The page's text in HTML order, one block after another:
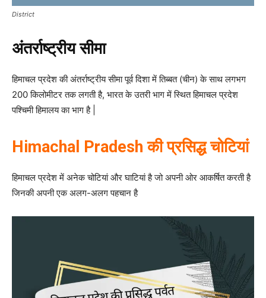
District
अंतर्राष्ट्रीय सीमा
हिमाचल प्रदेश की अंतर्राष्ट्रीय सीमा पूर्व दिशा में तिब्बत (चीन) के साथ लगभग
200 किलोमीटर तक लगती है, भारत के उतरी भाग में स्थित हिमाचल प्रदेश
पश्चिमी हिमालय का भाग है |
Himachal Pradesh की प्रसिद्ध चोटियां
हिमाचल प्रदेश में अनेक चोटियां और घाटियां है जो अपनी ओर आकर्षित करती है
जिनकी अपनी एक अलग-अलग पहचान है